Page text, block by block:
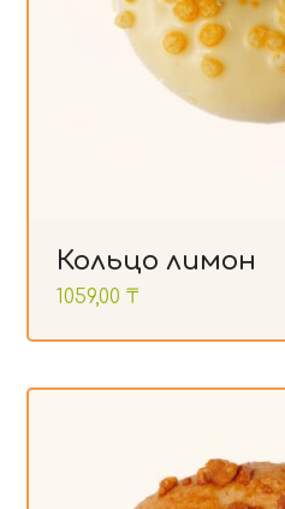
Кольцо лимон
1059,00₸